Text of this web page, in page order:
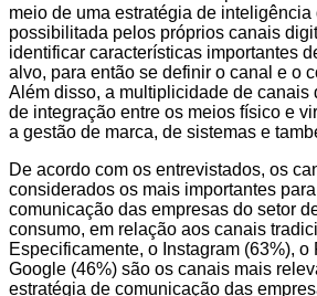
meio de uma estratégia de inteligência
possibilitada pelos próprios canais
identificar características importantes
alvo, para então se definir o canal e o
Além disso, a multiplicidade de canais
de integração entre os meios físico e
a gestão de marca, de sistemas e
De acordo com os entrevistados, os
considerados os mais importantes
comunicação das empresas do setor
consumo, em relação aos canais
Especificamente, o Instagram (63%),
Google (46%) são os canais mais
estratégia de comunicação das